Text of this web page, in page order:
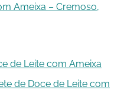
Ameixa – Cremoso,
de Leite com Ameixa
de Doce de Leite com